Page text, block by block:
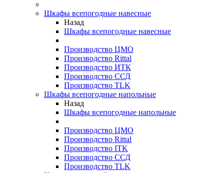
Шкафы всепогодные навесные
Назад
Шкафы всепогодные навесные
Производство ЦМО
Производство Rittal
Производство ИТК
Производство ССД
Производство TLK
Шкафы всепогодные напольные
Назад
Шкафы всепогодные напольные
Производство ЦМО
Производство Rittal
Производство ITK
Производство ССД
Производство TLK